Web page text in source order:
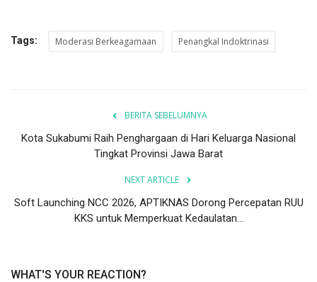
Tags: Moderasi Berkeagamaan Penangkal Indoktrinasi
BERITA SEBELUMNYA
Kota Sukabumi Raih Penghargaan di Hari Keluarga Nasional
Tingkat Provinsi Jawa Barat
NEXT ARTICLE
Soft Launching NCC 2026, APTIKNAS Dorong Percepatan RUU
KKS untuk Memperkuat Kedaulatan...
WHAT'S YOUR REACTION?